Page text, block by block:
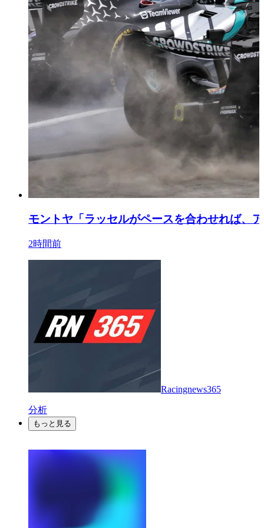
モントヤ「ラッセルがペースを合わせれば、
2時間前
Racingnews365
分析
もっと見る